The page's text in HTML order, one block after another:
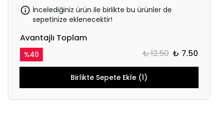
İncelediğiniz ürün ile birlikte bu ürünler de
sepetinize eklenecektir!
Avantajlı Toplam
%40 ₺ 12.50 ₺ 7.50
Birlikte Sepete Ekle (1)